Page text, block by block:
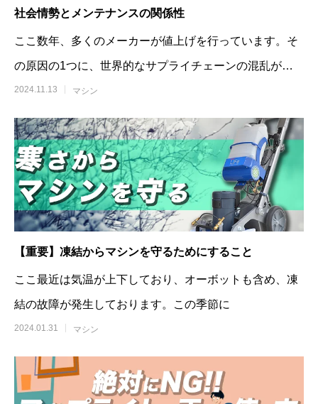
オーボット テナントフロアマシン
社会情勢とメンテナンスの関係性
ここ数年、多くのメーカーが値上げを行っています。そ
の原因の1つに、世界的なサプライチェーンの混乱があ
り、これによって原材料やパーツの供給が不
2024.11.13 マシン
【重要】凍結からマシンを守るためにすること
ここ最近は気温が上下しており、オーボットも含め、凍
結の故障が発生しております。この季節に
2024.01.31 マシン